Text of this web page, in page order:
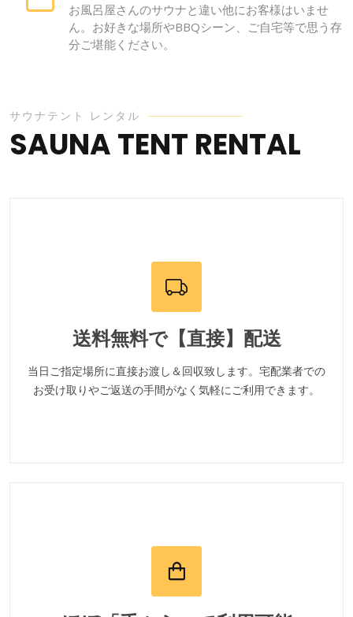
お風呂屋さんのサウナと違い他にお客様はいませ
ん。お好きな場所やBBQシーン、ご自宅等で思う存
分ご堪能ください。
サウナテント レンタル
SAUNA TENT RENTAL
送料無料で【直接】配送
当日ご指定場所に直接お渡し＆回収致します。宅配業者での
お受け取りやご返送の手間がなく気軽にご利用できます。